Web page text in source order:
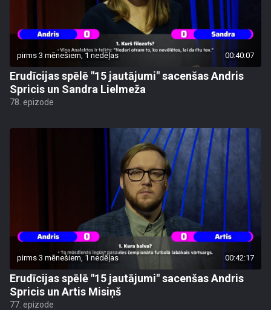
pirms 3 mēnešiem, 1 nedēļas 00:40:07
Erudīcijas spēlē "15 jautājumi" sacenšas Andris
Spricis un Sandra Lielmeža
78. epizode
pirms 3 mēnešiem, 1 nedēļas 00:42:17
Erudīcijas spēlē "15 jautājumi" sacenšas Andris
Spricis un Artis Misiņš
77. epizode